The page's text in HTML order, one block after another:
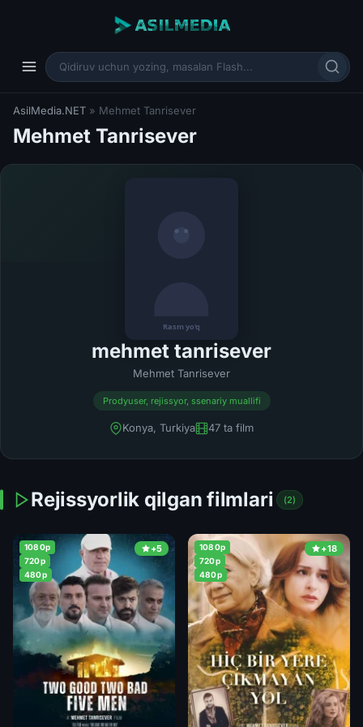
AsilMedia.NET » Mehmet Tanrisever
Mehmet Tanrisever
mehmet tanrisever
Mehmet Tanrisever
Prodyuser, rejissyor, ssenariy muallifi
Konya, Turkiya 47 ta film
Rejissyorlik qilgan filmlari (2)
+5
1080p
720p
480p
+18
1080p
720p
480p